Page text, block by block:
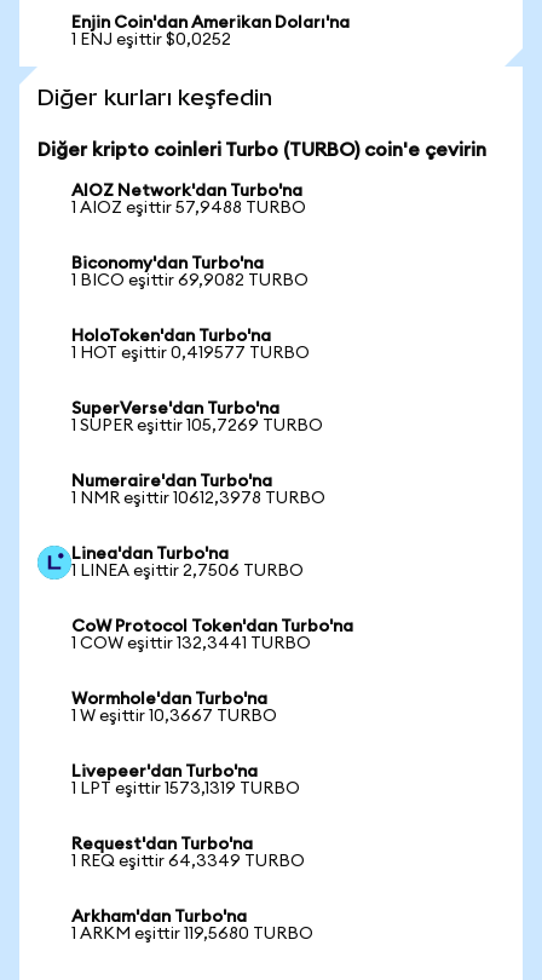
Enjin Coin'dan Amerikan Doları'na
1 ENJ eşittir $0,0252
Diğer kurları keşfedin
Diğer kripto coinleri Turbo (TURBO) coin'e çevirin
AIOZ Network'dan Turbo'na
1 AIOZ eşittir 57,9488 TURBO
Biconomy'dan Turbo'na
1 BICO eşittir 69,9082 TURBO
HoloToken'dan Turbo'na
1 HOT eşittir 0,419577 TURBO
SuperVerse'dan Turbo'na
1 SUPER eşittir 105,7269 TURBO
Numeraire'dan Turbo'na
1 NMR eşittir 10612,3978 TURBO
Linea'dan Turbo'na
1 LINEA eşittir 2,7506 TURBO
CoW Protocol Token'dan Turbo'na
1 COW eşittir 132,3441 TURBO
Wormhole'dan Turbo'na
1 W eşittir 10,3667 TURBO
Livepeer'dan Turbo'na
1 LPT eşittir 1573,1319 TURBO
Request'dan Turbo'na
1 REQ eşittir 64,3349 TURBO
Arkham'dan Turbo'na
1 ARKM eşittir 119,5680 TURBO